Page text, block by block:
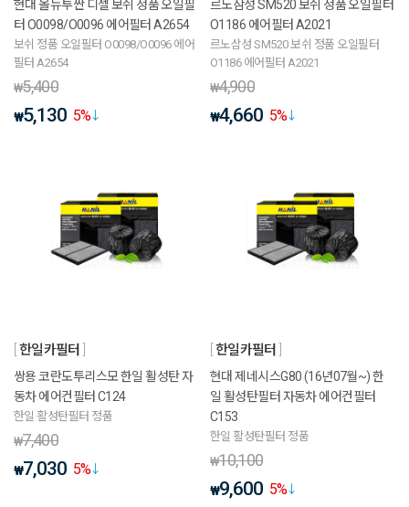
현대 올뉴투싼 디젤 보쉬 정품 오일필
터 O0098/O0096 에어필터 A2654
보쉬 정품 오일필터 O0098/O0096 에어
필터 A2654
₩5,400
₩5,130 5%
르노삼성 SM520 보쉬 정품 오일필터
O1186 에어필터 A2021
르노삼성 SM520 보쉬 정품 오일필터
O1186 에어필터 A2021
₩4,900
₩4,660 5%
한일카필터
쌍용 코란도투리스모 한일 활성탄 자
동차 에어컨필터 C124
한일 활성탄필터 정품
₩7,400
₩7,030 5%
한일카필터
현대 제네시스G80 (16년07월~) 한
일 활성탄필터 자동차 에어컨필터
C153
한일 활성탄필터 정품
₩10,100
₩9,600 5%